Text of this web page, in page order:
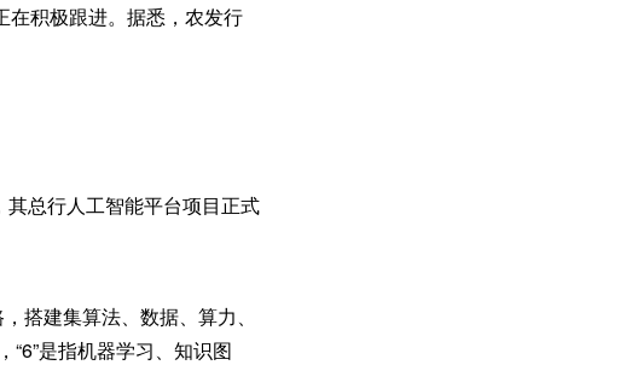
在积极跟进。据悉，农发行
其总行人工智能平台项目正式
搭建集算法、数据、算力、
“6”是指机器学习、知识图